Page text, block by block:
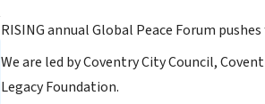
RISING annual Global Peace Forum
We are led by Coventry City Council,
Legacy Foundation.